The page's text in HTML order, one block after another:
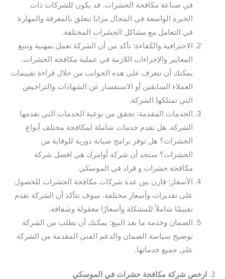
في صناعة مكافحة الحشرات. قد يكون للشركات ذات
الخبرة الواسعة في المجال مزايا تتعلق بالمعرفة والمهارة
في التعامل مع مشاكل الحشرات المختلفة.
الاحترافية والكفاءة: تأكد من أن الشركة تعمل بمهنية وتتبع
المعايير والإجراءات اللازمة في عملية مكافحة الحشرات.
يمكنك أن تتعرف على هذه الجوانب من خلال قراءة تقييمات
العملاء السابقين أو الاستفسار عن الشهادات والتراخيص
التي تمتلكها الشركة.
الخدمات المقدمة: تحقق من نوعية الخدمات التي تقدمها
الشركة. هل تقدم خدمات شاملة لمكافحة مختلف أنواع
الحشرات؟ هل توفر برامج صيانة دورية للوقاية من
الحشرات؟ ستجد أن شركة أوامرك هي افضل شركة
مكافحة حشرات و قراد في الموسكي
الأسعار: قارن بين عدة شركات مكافحة الحشرات للحصول
على تقديرات وأسعار مختلفة. سوف تتأكد أن الشركة تقدم
تقييمًا شاملاً للمشكلة وأسعارًا معقولة وشفافة.
الضمان وخدمة ما بعد البيع: يمكنك أن تطلب من الشركة
توضيح سياسة الضمان والدعم الفني المقدمة من الشركة
على جميع خدماتها.
3.
ارخص شركة مكافحة حشرات في الموسكي